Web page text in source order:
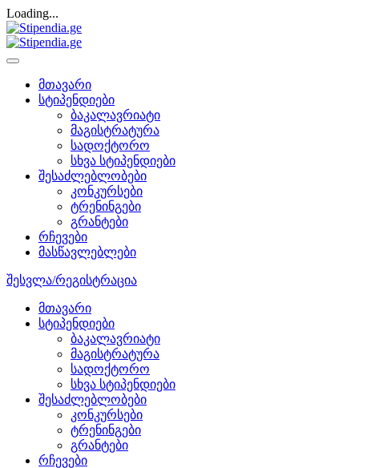
Loading...
მთავარი
სტიპენდიები
ბაკალავრიატი
მაგისტრატურა
სადოქტორო
სხვა სტიპენდიები
შესაძლებლობები
კონკურსები
ტრენინგები
გრანტები
რჩევები
მასწავლებლები
შესვლა/რეგისტრაცია
მთავარი
სტიპენდიები
ბაკალავრიატი
მაგისტრატურა
სადოქტორო
სხვა სტიპენდიები
შესაძლებლობები
კონკურსები
ტრენინგები
გრანტები
რჩევები